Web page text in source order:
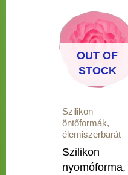
OUT OF
STOCK
Szilikon
öntőformák,
élemiszerbarát
Szilikon
nyomóforma,